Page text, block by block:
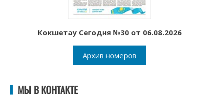
Кокшетау Сегодня №30 от 06.08.2026
Архив номеров
МЫ В КОНТАКТЕ